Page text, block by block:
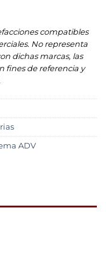
compatibles
No representa
dichas marcas, las
fines de referencia y
ADV